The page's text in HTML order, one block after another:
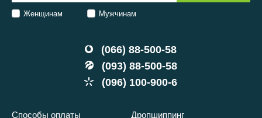
(066) 88-500-58
(093) 88-500-58
(096) 100-900-6
Способы оплаты Дропшиппинг
Женщинам Мужчинам